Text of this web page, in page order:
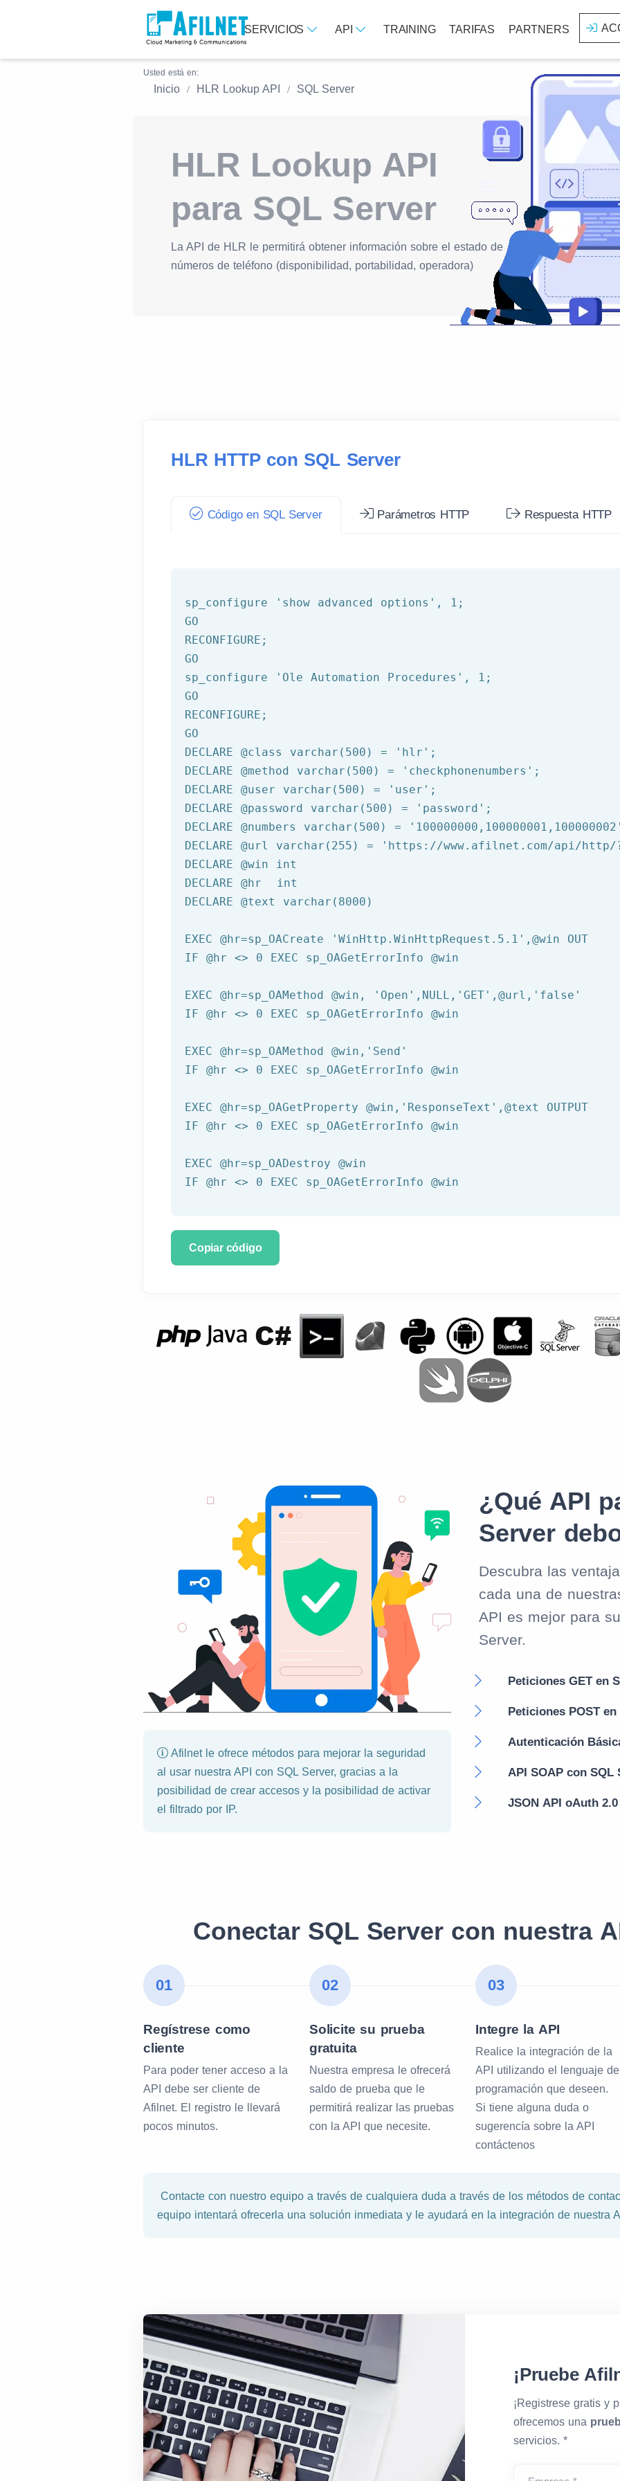
SERVICIOS API TRAINING TARIFAS PARTNERS
Usted está en:
Inicio HLR Lookup API SQL Server
HLR Lookup API
para SQL Server
La API de HLR le permitirá obtener información sobre el estado de
números de teléfono (disponibilidad, portabilidad, operadora)
HLR HTTP con SQL Server
Código en SQL Server Parámetros HTTP Respuesta HTTP
sp_configure 'show advanced options' , 1
GO
GO
sp_configure
'Ole Automation Procedures' , 1
GO
GO
DECLARE @class varchar( 500 ) = 'hlr'
DECLARE
@method varchar( 500 ) = 'checkphonenumbers'
DECLARE
@user varchar( 500 ) = 'user'
DECLARE
@password varchar( 500 ) = 'password'
DECLARE
@numbers varchar( 500 ) = '100000000,100000001,100000002'
DECLARE
@url varchar( 255 ) = 'https://www.afilnet.com/api/http/
DECLARE
@win int
DECLARE @hr
  int
DECLARE @text varchar( 8000 )
EXEC @hr=sp_OACreate 'WinHttp.WinHttpRequest.5.1' , @win OUT
IF @hr <> 0 EXEC sp_OAGetErrorInfo @win
EXEC @hr=sp_OAMethod @win , 'Open' ,NULL, 'GET' , @url , 'false'
IF @hr <> 0 EXEC sp_OAGetErrorInfo @win
EXEC @hr=sp_OAMethod @win , 'Send'
IF @hr <> 0 EXEC sp_OAGetErrorInfo @win
EXEC @hr=sp_OAGetProperty @win , 'ResponseText' , @text
OUTPUT
IF @hr <> 0 EXEC sp_OAGetErrorInfo @win
EXEC @hr=sp_OADestroy @win
IF @hr <> 0 EXEC sp_OAGetErrorInfo @win
Copiar código
Afilnet le ofrece métodos para mejorar la seguridad
al usar nuestra API con SQL Server, gracias a la
posibilidad de crear accesos y la posibilidad de activar
el filtrado por IP.
¿Qué API
Server
Descubra las
cada una de
API es mejor para
Server.
Peticiones GET en
Peticiones POST
Autenticación
API SOAP con SQL
JSON API oAuth
Conectar SQL Server con nuestra
01
Regístrese como
cliente
Para poder tener acceso a la
API debe ser cliente de
Afilnet. El registro le llevará
pocos minutos.
02
Solicite su prueba
gratuita
Nuestra empresa le ofrecerá
saldo de prueba que le
permitirá realizar las pruebas
con la API que necesite.
03
Integre la API
Realice la integración de la
API utilizando el lenguaje de
programación que deseen.
Si tiene alguna duda o
sugerencía sobre la API
contáctenos
Contacte con nuestro equipo a través de cualquiera duda a través de los métodos de
equipo intentará ofrecerla una solución inmediata y le ayudará en la integración de nuestra
¡Pruebe
¡Registrese gratis y
ofrecemos una
servicios. *